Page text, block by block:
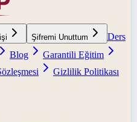
Şifremi Unuttum
Ders
Blog
Garantili Eğitim
Gizlilik Politikası